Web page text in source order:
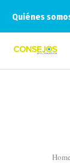
Quiénes
Home